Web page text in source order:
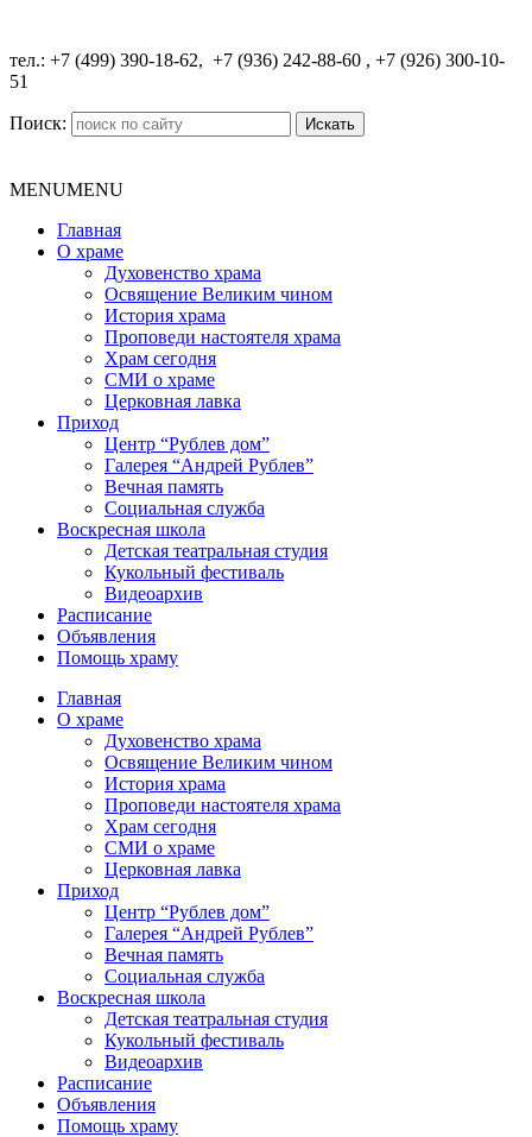
​тел.: +7 (499) 390-18-62, +7 (936) 242-88-60 , +7 (926) 300-10-
51
Поиск:
MENUMENU
Главная
О храме
Духовенство храма
Освящение Великим чином
История храма
Проповеди настоятеля храма
Храм сегодня
СМИ о храме
Церковная лавка
Приход
Центр “Рублев дом”
Галерея “Андрей Рублев”
Вечная память
Социальная служба
Воскресная школа
Детская театральная студия
Кукольный фестиваль
Видеоархив
Расписание
Объявления
Помощь храму
Главная
О храме
Духовенство храма
Освящение Великим чином
История храма
Проповеди настоятеля храма
Храм сегодня
СМИ о храме
Церковная лавка
Приход
Центр “Рублев дом”
Галерея “Андрей Рублев”
Вечная память
Социальная служба
Воскресная школа
Детская театральная студия
Кукольный фестиваль
Видеоархив
Расписание
Объявления
Помощь храму